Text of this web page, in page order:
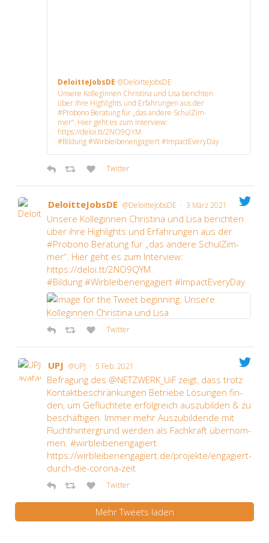
Deloit­te­Jobs­DE @DeloitteJobsDE
Unse­re Kol­le­gin­nen Chris­ti­na und Lisa berich­ten
über ihre High­lights und Erfah­run­gen aus der
#Pro­bo­no Bera­tung für „das ande­re Schul­Zim­
mer“. Hier geht es zum Inter­view:
https://deloi.tt/2NO9QYM
#Bil­dung #Wirb­lei­ben­en­ga­giert #Impac­tE­ver­y­Day
Twit­ter
Deloit­te­Jobs­DE @DeloitteJobsDE · 3 März 2021
Unse­re Kol­le­gin­nen Chris­ti­na und Lisa berich­ten
über ihre High­lights und Erfah­run­gen aus der
#Pro­bo­no Bera­tung für „das ande­re Schul­Zim­
mer“. Hier geht es zum Inter­view:
https://deloi.tt/2NO9QYM
#Bil­dung #Wirb­lei­ben­en­ga­giert #Impac­tE­ver­y­Day
Twit­ter
UPJ @UPJ · 5 Feb. 2021
Befra­gung des @NETZWERK_UiF zeigt, dass trotz
Kon­takt­be­schrän­kun­gen Betrie­be Lösun­gen fin­
den, um Geflüch­te­te erfolg­reich aus­zu­bil­den & zu
beschäf­ti­gen. Immer mehr Aus­zu­bil­den­de mit
Flucht­hin­ter­grund wer­den als Fach­kraft über­nom­
men. #wirb­lei­ben­en­ga­giert
https://wirbleibenengagiert.de/projekte/engagiert-
durch-die-corona-zeit
Twit­ter
Mehr Tweets laden